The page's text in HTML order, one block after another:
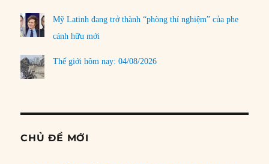
Mỹ Latinh đang trở thành “phòng thí nghiệm” của phe
cánh hữu mới
Thế giới hôm nay: 04/08/2026
CHỦ ĐỀ MỚI